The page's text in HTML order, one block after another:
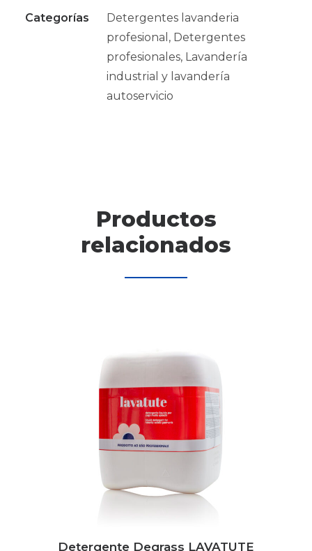
cantidad
Categorías
Detergentes lavanderia
profesional , Detergentes
profesionales, Lavandería
industrial y lavandería
autoservicio
Productos
relacionados
Detergente Degrass LAVATUTE